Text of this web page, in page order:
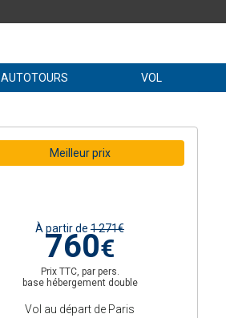
AUTOTOURS VOL
Meilleur prix
À partir de 1 271€
760€
Prix TTC, par pers.
base hébergement double
Vol au départ de Paris